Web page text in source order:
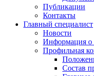
Публикации
Контакты
Главный специалист
Новости
Информация о
Профильная
Состав